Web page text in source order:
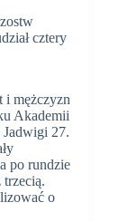
cztery
i mężczyzn
Akademii
27.
po rundzie
trzecią.
o